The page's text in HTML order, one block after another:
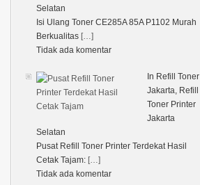
Selatan
Isi Ulang Toner CE285A 85A P1102 Murah
Berkualitas […]
Tidak ada komentar
In Refill Toner
Jakarta, Refill
Toner Printer
Jakarta
Selatan
Pusat Refill Toner Printer Terdekat Hasil
Cetak Tajam: […]
Tidak ada komentar